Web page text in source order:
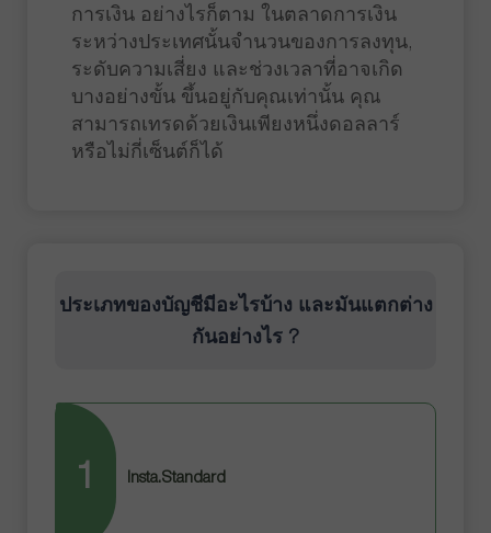
การเงิน อย่างไรก็ตาม ในตลาดการเงิน
ระหว่างประเทศนั้นจำนวนของการลงทุน,
ระดับความเสี่ยง และช่วงเวลาที่อาจเกิด
บางอย่างขั้น ขึ้นอยู่กับคุณเท่านั้น คุณ
สามารถเทรดด้วยเงินเพียงหนึ่งดอลลาร์
หรือไม่กี่เซ็นต์ก็ได้
ประเภทของบัญชีมีอะไรบ้าง และมันแตกต่าง
กันอย่างไร ?
1 Insta.Standard